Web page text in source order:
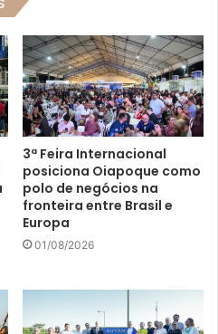
3ª Feira Internacional
posiciona Oiapoque como
polo de negócios na
fronteira entre Brasil e
Europa
01/08/2026